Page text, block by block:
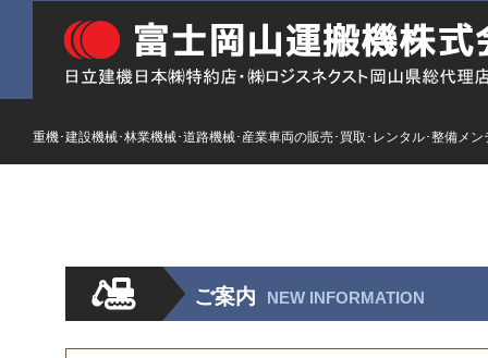
重機･建設機械･林業機械･道路機械･産業車両の販売･買取･レンタル･整備メン
ご案内 NEW INFORMATION